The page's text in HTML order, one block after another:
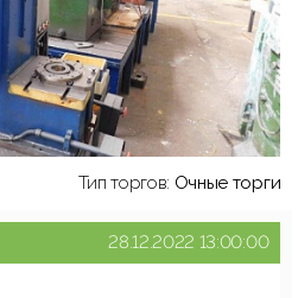
Тип торгов: Очные торги
28.12.2022 13:00:00